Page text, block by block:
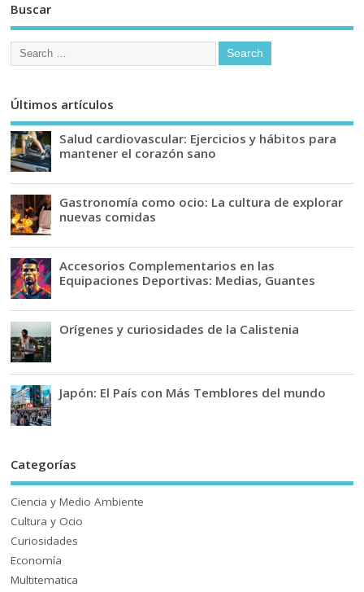
Buscar
Últimos artículos
Salud cardiovascular: Ejercicios y hábitos para
mantener el corazón sano
Gastronomía como ocio: La cultura de explorar
nuevas comidas
Accesorios Complementarios en las
Equipaciones Deportivas: Medias, Guantes
Orígenes y curiosidades de la Calistenia
Japón: El País con Más Temblores del mundo
Categorías
Ciencia y Medio Ambiente
Cultura y Ocio
Curiosidades
Economía
Multitematica